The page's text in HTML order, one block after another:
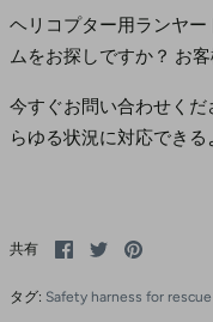
ヘリコプター用ランヤ
ムをお探しですか？ お
今すぐお問い合わせく
らゆる状況に対応できる
共有
Facebook
で
ェ
Twitter
ェ
ピ
め
タグ: Safety harness for